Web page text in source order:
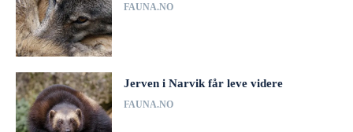
FAUNA.NO
Jerven i Narvik får leve videre
FAUNA.NO